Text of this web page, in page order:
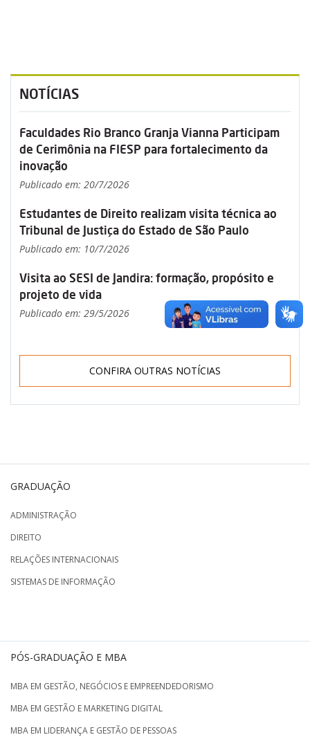
NOTÍCIAS
Faculdades Rio Branco Granja Vianna Participam
de Cerimônia na FIESP para fortalecimento da
inovação
Publicado em: 20/7/2026
Estudantes de Direito realizam visita técnica ao
Tribunal de Justiça do Estado de São Paulo
Publicado em: 10/7/2026
Visita ao SESI de Jandira: formação, propósito e
projeto de vida
Publicado em: 29/5/2026
CONFIRA OUTRAS NOTÍCIAS
GRADUAÇÃO
ADMINISTRAÇÃO
DIREITO
RELAÇÕES INTERNACIONAIS
SISTEMAS DE INFORMAÇÃO
PÓS-GRADUAÇÃO E MBA
MBA EM GESTÃO, NEGÓCIOS E EMPREENDEDORISMO
MBA EM GESTÃO E MARKETING DIGITAL
MBA EM LIDERANÇA E GESTÃO DE PESSOAS